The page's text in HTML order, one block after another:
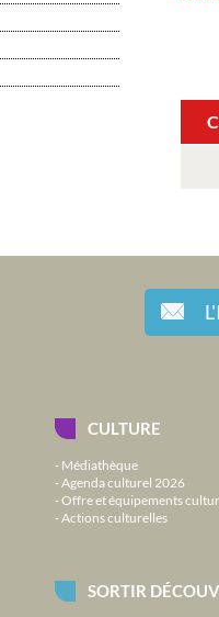
CULTURE
Médiathèque
Agenda culturel 2026
Offre et équipements
Actions culturelles
SORTIR